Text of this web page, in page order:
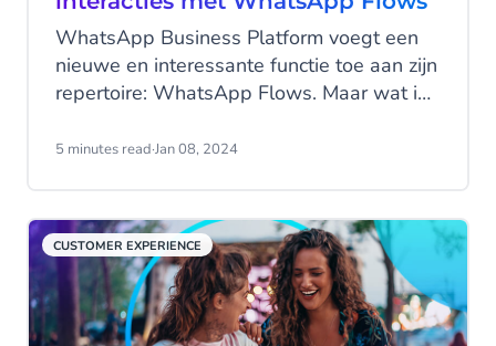
WhatsApp Business Platform voegt een
nieuwe en interessante functie toe aan zijn
repertoire: WhatsApp Flows. Maar wat is
hieronder!
5 minutes read·Jan 08, 2024
CUSTOMER EXPERIENCE